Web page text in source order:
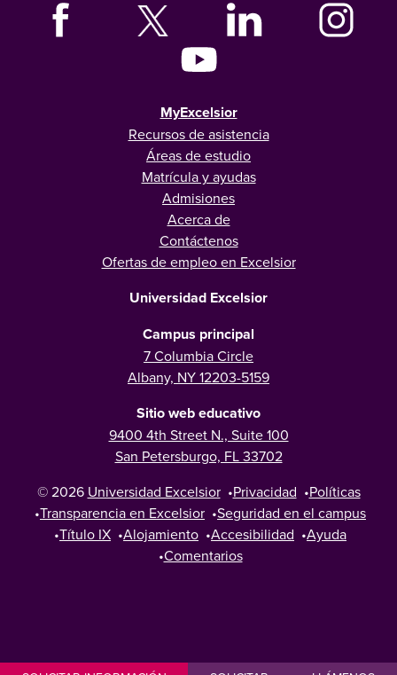
MyExcelsior
Recursos de asistencia
Áreas de estudio
Matrícula y ayudas
Admisiones
Acerca de
Contáctenos
Ofertas de empleo en Excelsior
Universidad Excelsior
Campus principal
7 Columbia Circle
Albany, NY 12203-5159
Sitio web educativo
9400 4th Street N., Suite 100
San Petersburgo, FL 33702
© 2026 Universidad Excelsior •Privacidad •Políticas
•Transparencia en Excelsior •Seguridad en el campus
•Título IX •Alojamiento •Accesibilidad •Ayuda
•Comentarios